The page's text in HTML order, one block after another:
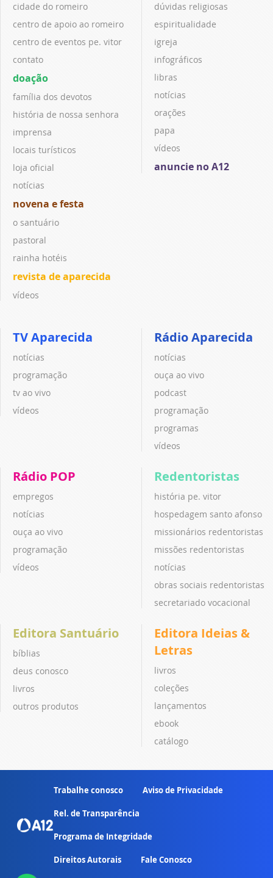
cidade do romeiro
centro de apoio ao romeiro
centro de eventos pe. vitor
contato
doação
família dos devotos
história de nossa senhora
imprensa
locais turísticos
loja oficial
notícias
novena e festa
o santuário
pastoral
rainha hotéis
revista de aparecida
vídeos
dúvidas religiosas
espiritualidade
igreja
infográficos
libras
notícias
orações
papa
vídeos
anuncie no A12
TV Aparecida
notícias
programação
tv ao vivo
vídeos
Rádio Aparecida
notícias
ouça ao vivo
podcast
programação
programas
vídeos
Rádio POP
empregos
notícias
ouça ao vivo
programação
vídeos
Redentoristas
história pe. vitor
hospedagem santo afonso
missionários redentoristas
missões redentoristas
notícias
obras sociais redentoristas
secretariado vocacional
Editora Santuário
bíblias
deus conosco
livros
outros produtos
Editora Ideias &
Letras
livros
coleções
lançamentos
ebook
catálogo
Trabalhe conosco Aviso de Privacidade
Rel. de Transparência
Programa de Integridade
Direitos Autorais Fale Conosco